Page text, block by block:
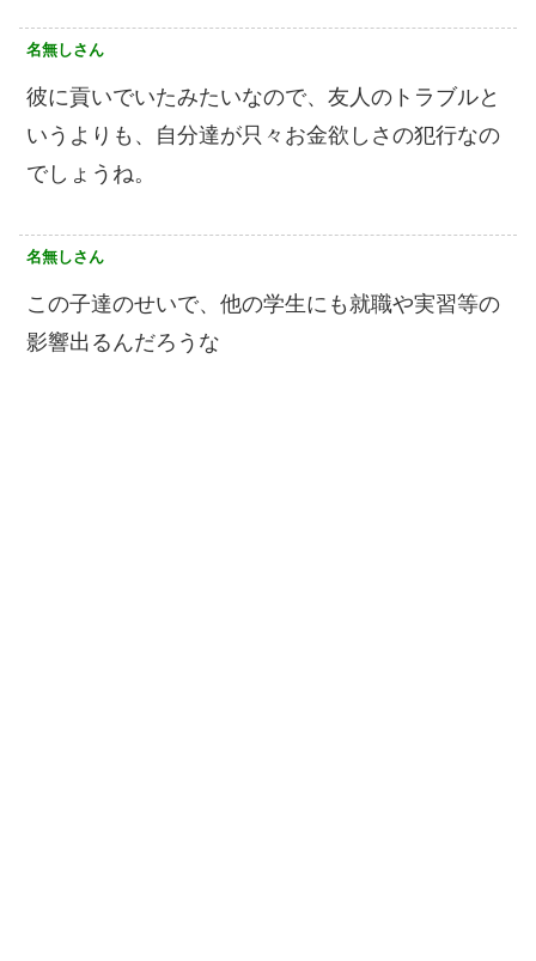
名無しさん
彼に貢いでいたみたいなので、友人のトラブルと
いうよりも、自分達が只々お金欲しさの犯行なの
でしょうね。
名無しさん
この子達のせいで、他の学生にも就職や実習等の
影響出るんだろうな